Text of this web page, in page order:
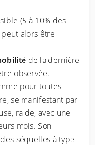
(5 à 10% des
alors être
de la dernière
observée.
pour toutes
se manifestant par
raide, avec une
mois. Son
séquelles à type